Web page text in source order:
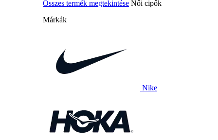
Összes termék megtekintése Női cipők
Márkák
Nike